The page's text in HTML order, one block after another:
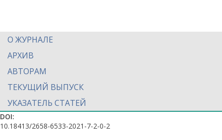
О ЖУРНАЛЕ
АРХИВ
АВТОРАМ
ТЕКУЩИЙ ВЫПУСК
УКАЗАТЕЛЬ СТАТЕЙ
DOI:
10.18413/2658-6533-2021-7-2-0-2